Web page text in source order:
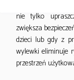
nie tylko
zwiększa
dzieci lub gdy z
wylewki eliminuje
przestrzeń